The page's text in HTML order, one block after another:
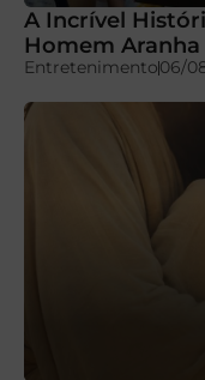
A Incrível
Homem
Entretenimento06/